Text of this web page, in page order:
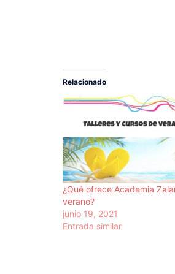
Relacionado
¿Qué ofrece Academia
verano?
junio 19, 2021
Entrada similar